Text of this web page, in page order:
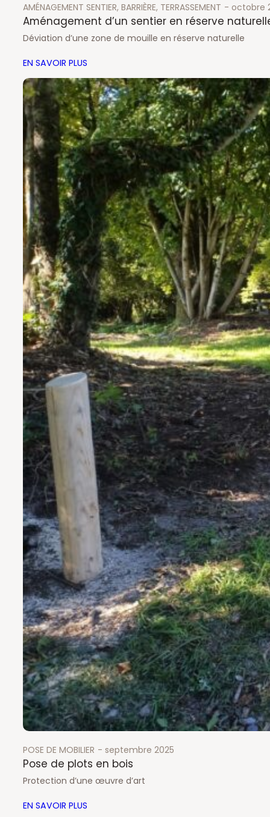
AMÉNAGEMENT SENTIER, BARRIÈRE, TERRASSEMENT octobre
Aménagement d’un sentier en réserve
Déviation d’une zone de mouille en réserve naturelle
EN SAVOIR PLUS
POSE DE MOBILIER septembre 2025
Pose de plots en bois
Protection d’une œuvre d’art
EN SAVOIR PLUS